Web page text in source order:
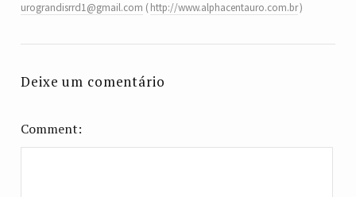
urograndisrrd1@gmail.com (http://www.alphacentauro.com.br)
Deixe um comentário
Comment